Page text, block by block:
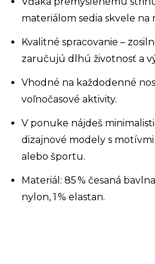
materiálom sedia skvele na
Kvalitné spracovanie –
zaručujú dlhú životnosť a
Vhodné na každodenné
voľnočasové aktivity.
V ponuke nájdeš
dizajnové modely s
alebo športu.
Materiál: 85 % česaná
nylon, 1 % elastan.